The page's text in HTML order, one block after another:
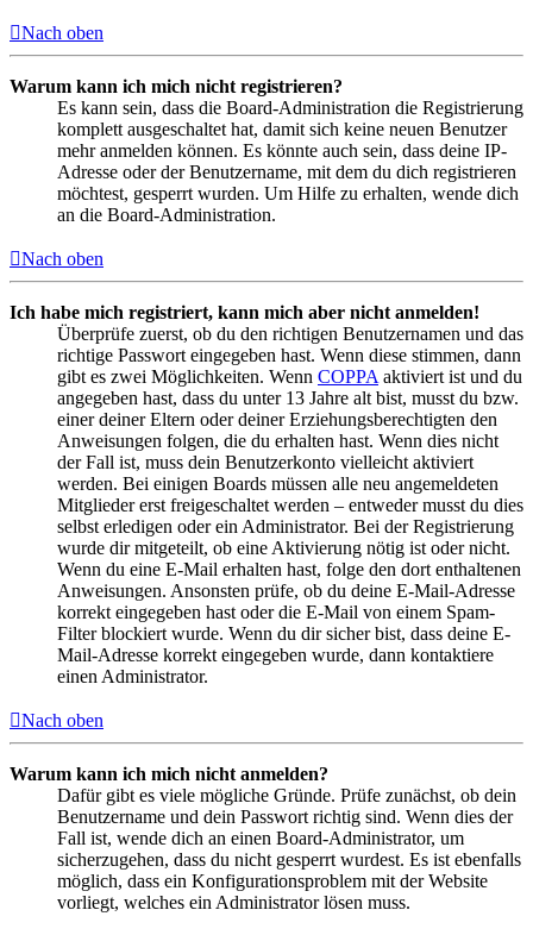
Nach oben
Warum kann ich mich nicht registrieren?
Es kann sein, dass die Board-Administration die Registrierung
komplett ausgeschaltet hat, damit sich keine neuen Benutzer
mehr anmelden können. Es könnte auch sein, dass deine IP-
Adresse oder der Benutzername, mit dem du dich registrieren
möchtest, gesperrt wurden. Um Hilfe zu erhalten, wende dich
an die Board-Administration.
Nach oben
Ich habe mich registriert, kann mich aber nicht anmelden!
Überprüfe zuerst, ob du den richtigen Benutzernamen und das
richtige Passwort eingegeben hast. Wenn diese stimmen, dann
gibt es zwei Möglichkeiten. Wenn COPPA aktiviert ist und du
angegeben hast, dass du unter 13 Jahre alt bist, musst du bzw.
einer deiner Eltern oder deiner Erziehungsberechtigten den
Anweisungen folgen, die du erhalten hast. Wenn dies nicht
der Fall ist, muss dein Benutzerkonto vielleicht aktiviert
werden. Bei einigen Boards müssen alle neu angemeldeten
Mitglieder erst freigeschaltet werden – entweder musst du dies
selbst erledigen oder ein Administrator. Bei der Registrierung
wurde dir mitgeteilt, ob eine Aktivierung nötig ist oder nicht.
Wenn du eine E-Mail erhalten hast, folge den dort enthaltenen
Anweisungen. Ansonsten prüfe, ob du deine E-Mail-Adresse
korrekt eingegeben hast oder die E-Mail von einem Spam-
Filter blockiert wurde. Wenn du dir sicher bist, dass deine E-
Mail-Adresse korrekt eingegeben wurde, dann kontaktiere
einen Administrator.
Nach oben
Warum kann ich mich nicht anmelden?
Dafür gibt es viele mögliche Gründe. Prüfe zunächst, ob dein
Benutzername und dein Passwort richtig sind. Wenn dies der
Fall ist, wende dich an einen Board-Administrator, um
sicherzugehen, dass du nicht gesperrt wurdest. Es ist ebenfalls
möglich, dass ein Konfigurationsproblem mit der Website
vorliegt, welches ein Administrator lösen muss.